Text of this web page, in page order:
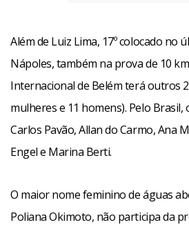
Além de Luiz Lima, 17º colocado no
Nápoles, também na prova de 10
Internacional de Belém terá outros
mulheres e 11 homens). Pelo
Carlos Pavão, Allan do Carmo, Ana
Engel e Marina Berti.
O maior nome feminino de águas
Poliana Okimoto, não participa da